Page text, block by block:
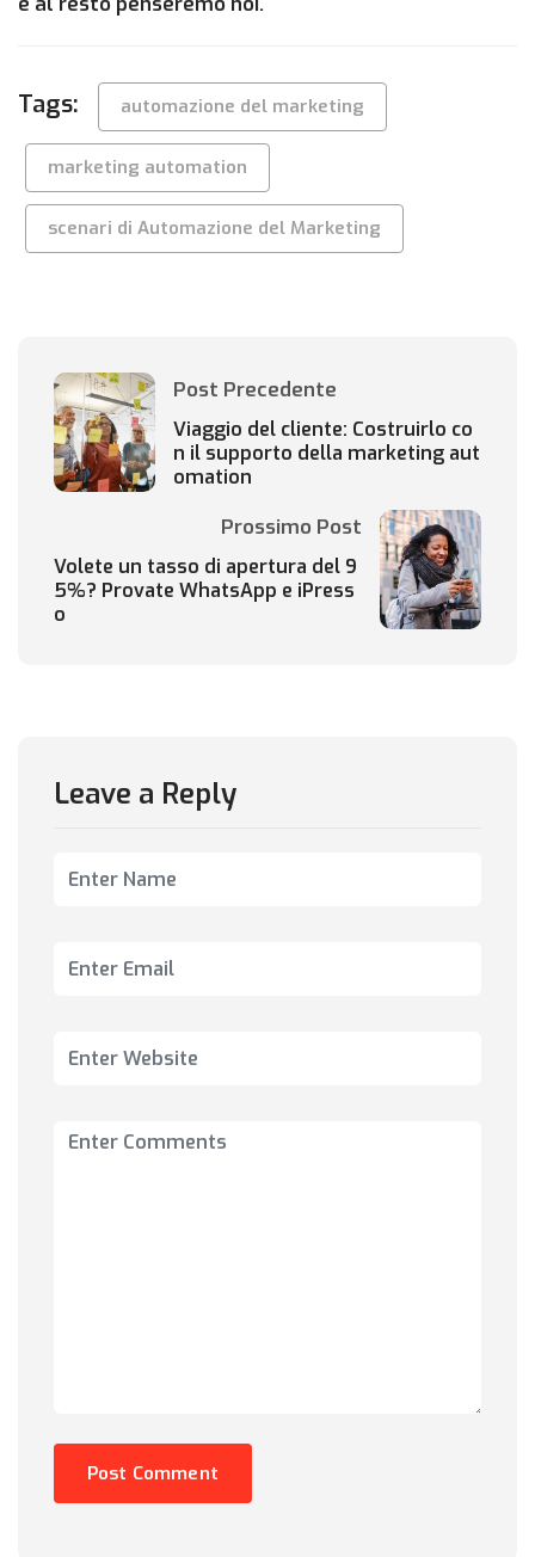
Tags: automazione del marketing
marketing automation
scenari di Automazione del Marketing
Post Precedente
Viaggio del cliente: Costruirlo co
n il supporto della marketing aut
omation
Prossimo Post
Volete un tasso di apertura del 9
5%? Provate WhatsApp e iPress
o
Leave a Reply